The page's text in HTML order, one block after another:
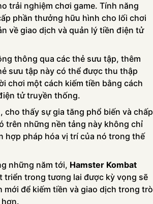
trải nghiệm chơi game. Tính năng
phần thưởng hữu hình cho lối chơi
về giao dịch và quản lý tiền điện tử
thông qua các thẻ sưu tập, thêm
sưu tập này có thể được thu thập
chơi một cách kiếm tiền bằng cách
tử truyền thống.
cho thấy sự gia tăng phổ biến và chấp
trên những nền tảng này không chỉ
hợp pháp hóa vị trí của nó trong thế
những năm tới, Hamster Kombat
triển trong tương lai được kỳ vọng sẽ
để kiếm tiền và giao dịch trong trò